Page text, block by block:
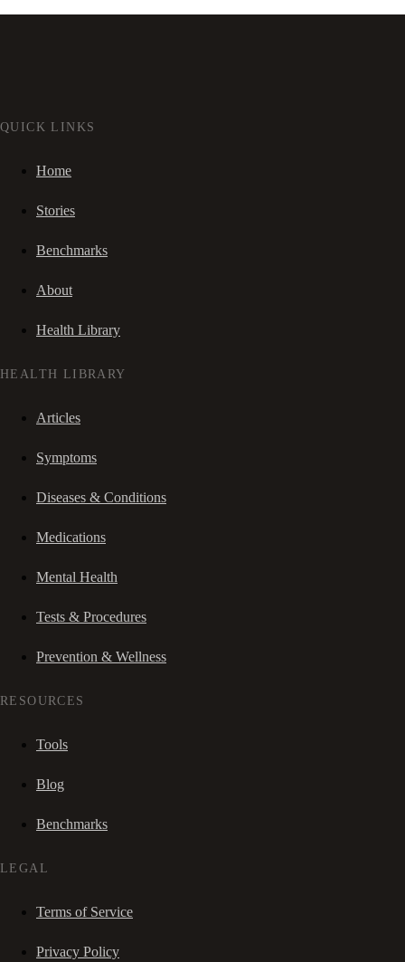
QUICK LINKS
Home
Stories
Benchmarks
About
Health Library
HEALTH LIBRARY
Articles
Symptoms
Diseases & Conditions
Medications
Mental Health
Tests & Procedures
Prevention & Wellness
RESOURCES
Tools
Blog
Benchmarks
LEGAL
Terms of Service
Privacy Policy